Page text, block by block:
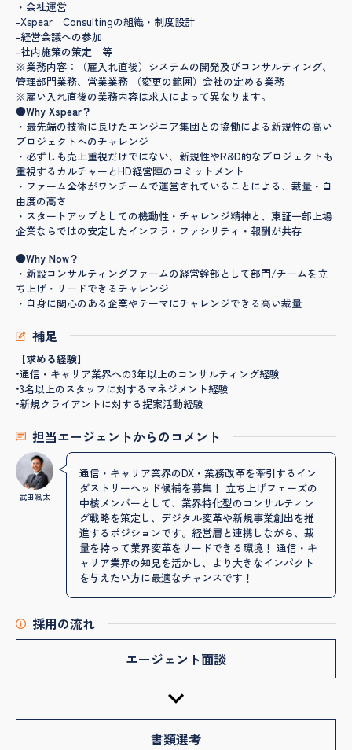
・会社運営
-Xspear Consultingの組織・制度設計
-経営会議への参加
-社内施策の策定 等
※業務内容：（雇入れ直後）システムの開発及びコンサルティング、
管理部門業務、営業業務 （変更の範囲）会社の定める業務
※雇い入れ直後の業務内容は求人によって異なります。
●Why Xspear？
・最先端の技術に長けたエンジニア集団との協働による新規性の高い
プロジェクトへのチャレンジ
・必ずしも売上重視だけではない、新規性やR&D的なプロジェクトも
重視するカルチャーとHD経営陣のコミットメント
・ファーム全体がワンチームで運営されていることによる、裁量・自
由度の高さ
・スタートアップとしての機動性・チャレンジ精神と、東証一部上場
企業ならではの安定したインフラ・ファシリティ・報酬が共存
●Why Now？
・新設コンサルティングファームの経営幹部として部門/チームを立
ち上げ・リードできるチャレンジ
・自身に関心のある企業やテーマにチャレンジできる高い裁量
補足
【求める経験】
•通信・キャリア業界への3年以上のコンサルティング経験
•3名以上のスタッフに対するマネジメント経験
•新規クライアントに対する提案活動経験
担当エージェントからのコメント
武田颯太
通信・キャリア業界のDX・業務改革を牽引するイン
ダストリーヘッド候補を募集！ 立ち上げフェーズの
中核メンバーとして、業界特化型のコンサルティン
グ戦略を策定し、デジタル変革や新規事業創出を推
進するポジションです。経営層と連携しながら、裁
量を持って業界変革をリードできる環境！ 通信・キ
ャリア業界の知見を活かし、より大きなインパクト
を与えたい方に最適なチャンスです！
採用の流れ
エージェント面談
書類選考